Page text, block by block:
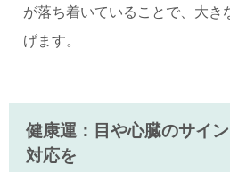
が落ち着いていることで、大
げます。
健康運：目や心臓のサイ
対応を